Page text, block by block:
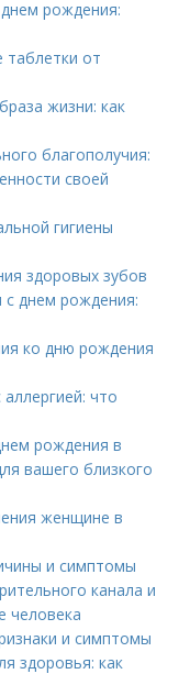
днем рождения:
таблетки от
жизни: как
благополучия:
своей
гигиены
здоровых зубов
с днем рождения:
ко дню рождения
что
рождения в
вашего близкого
женщине в
и симптомы
канала и
человека
и симптомы
здоровья: как